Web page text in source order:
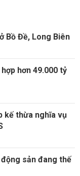
Bồ Đề, Long Biên
hơn 49.000 tỷ
kế thừa nghĩa vụ
sản đang thế